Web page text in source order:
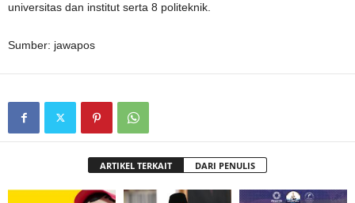
universitas dan institut serta 8 politeknik.
Sumber: jawapos
ARTIKEL TERKAIT DARI PENULIS